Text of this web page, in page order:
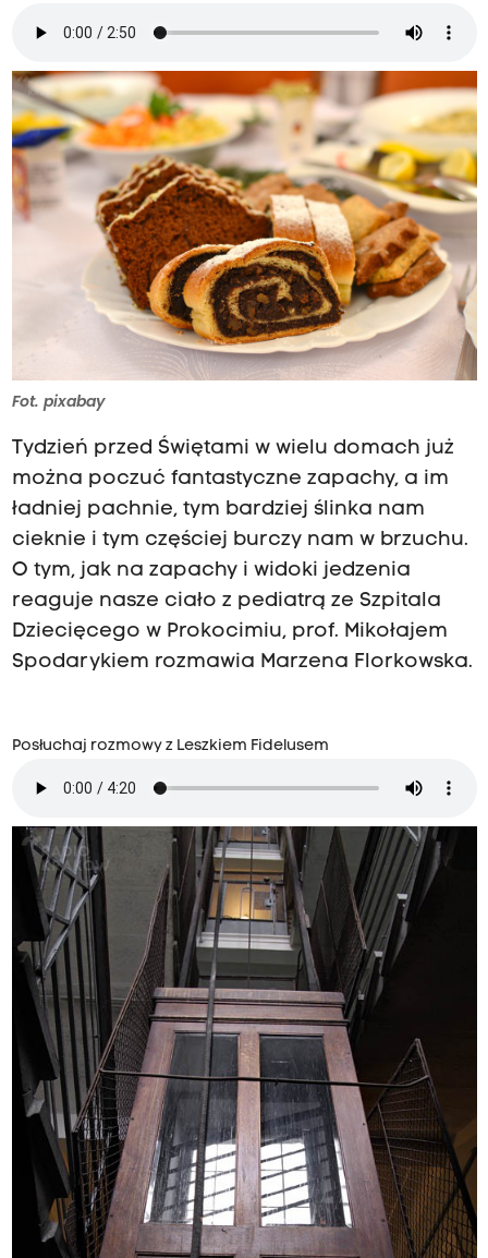
Fot. pixabay
Tydzień przed Świętami w wielu domach już
można poczuć fantastyczne zapachy, a im
ładniej pachnie, tym bardziej ślinka nam
cieknie i tym częściej burczy nam w brzuchu.
O tym, jak na zapachy i widoki jedzenia
reaguje nasze ciało z pediatrą ze Szpitala
Dziecięcego w Prokocimiu, prof. Mikołajem
Spodarykiem rozmawia Marzena Florkowska.
Posłuchaj rozmowy z Leszkiem Fidelusem